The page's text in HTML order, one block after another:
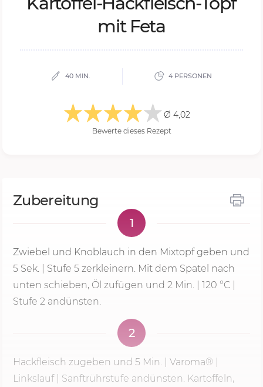
mit Feta
40 MIN. 4 PERSONEN
Ø 4,02
Bewerte dieses Rezept
Zubereitung
1
Zwiebel und Knoblauch in den Mixtopf geben und
5 Sek.
Stufe 5 zerkleinern. Mit dem Spatel nach
unten schieben, Öl zufügen und 2 Min. 120 °C
Stufe 2 andünsten.
2
Hackfleisch zugeben und 5 Min.
| Varoma® |
Linkslauf | Sanftrührstufe andünsten. Kartoffeln,